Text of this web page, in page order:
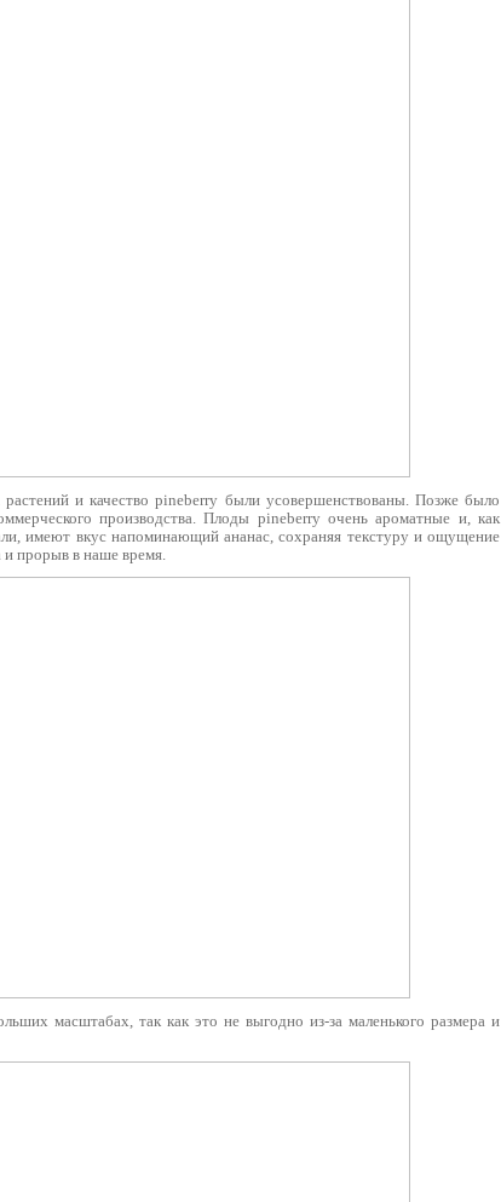
и качество pineberry были усовершенствованы. Позже было
производства. Плоды pineberry очень ароматные и, как
имеют вкус напоминающий ананас, сохраняя текстуру и ощущение
и прорыв в наше время.
масштабах, так как это не выгодно из-за маленького размера и